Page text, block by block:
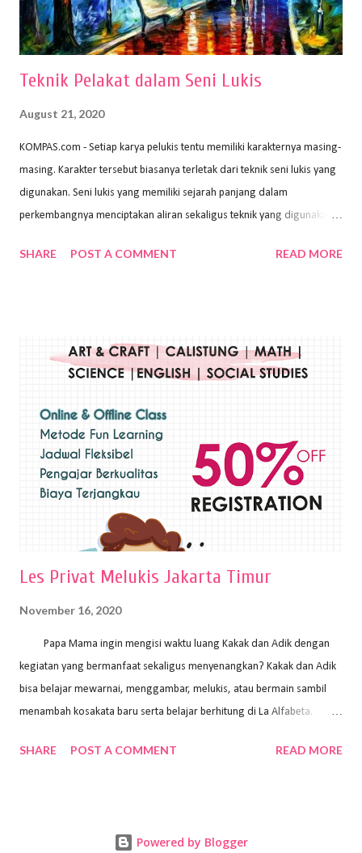
menggunakan pen...
Teknik Pelakat dalam Seni Lukis
August 21, 2020
KOMPAS.com - Setiap karya pelukis tentu memiliki karakternya masing-
masing. Karakter tersebut biasanya terletak dari teknik seni lukis yang
digunakan. Seni lukis yang memiliki sejarah panjang dalam
perkembangnya menciptakan aliran sekaligus teknik yang digunakan.
Wayan Kun Adnyana, teknik yang berbeda tentunya akan
menggunakan bahan dasar cat air, cat akrilik, atau cat minyak dengan
sapuan warna cat yang tebal. Dengan memberikan sapuan warna
pelukis untuk menghasilkan lukisan yang mempesona dan tentunya
bernilai tinggi. Ciri teknik plakat Ciri-ciri teknik plakat, yaitu: Sapuan
warna yang kental dan tebal. Hasil lukisan menutupi seluruh bagian
medianya Mem...
SHARE POST A COMMENT READ MORE
Les Privat Melukis Jakarta Timur
November 16, 2020
Papa Mama ingin mengisi waktu luang Kakak dan Adik dengan
kegiatan yang bermanfaat sekaligus menyenangkan? Kakak dan Adik
bisa belajar mewarnai, menggambar, melukis, atau bermain sambil
menambah kosakata baru serta belajar berhitung di La Alfabeta.
kok untuk mengajar dengan metode yang fun, La Alfabeta
Alfabeta. ⁣⁣⁣⁣Ada pilihan online class maupun offline class lho! Cek
SHARE POST A COMMENT READ MORE
Powered by Blogger